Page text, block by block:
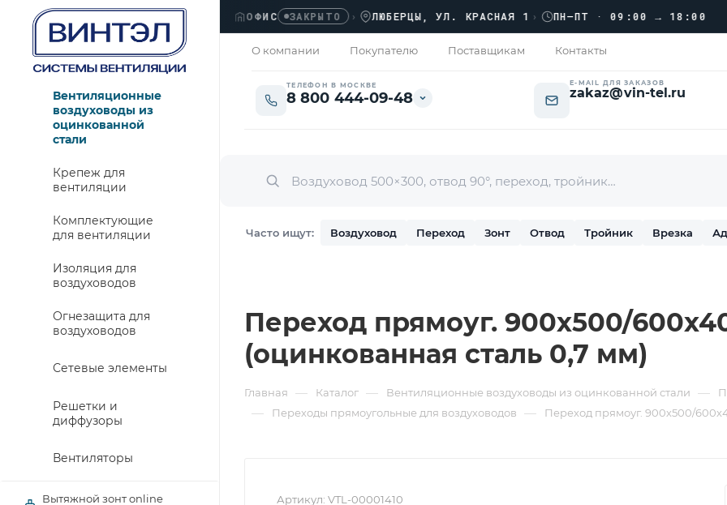
ОФИС ЗАКРЫТО › ЛЮБЕРЦЫ, УЛ. КРАСНАЯ 1› ПН–ПТ · 09:00 → 18:00
О компании Покупателю Поставщикам Контакты
ТЕЛЕФОН В МОСКВЕ
8 800 444-09-48
E-MAIL ДЛЯ ЗАКАЗОВ
zakaz@vin-tel.ru
Часто ищут: Воздуховод Переход Зонт Отвод Тройник Врезка
Вентиляционные
воздуховоды из
оцинкованной
стали
Крепеж для
вентиляции
Комплектующие
для вентиляции
Изоляция для
воздуховодов
Огнезащита для
воздуховодов
Сетевые элементы
Решетки и
диффузоры
Вентиляторы
Вытяжной зонт online
Переход прямоуг. 900х500/
(оцинкованная сталь 0,7 мм)
Главная — Каталог — Вентиляционные воздуховоды из оцинкованной стали —
— Переходы прямоугольные для воздуховодов — Переход прямоуг. 900х500/
Артикул: VTL-00001410